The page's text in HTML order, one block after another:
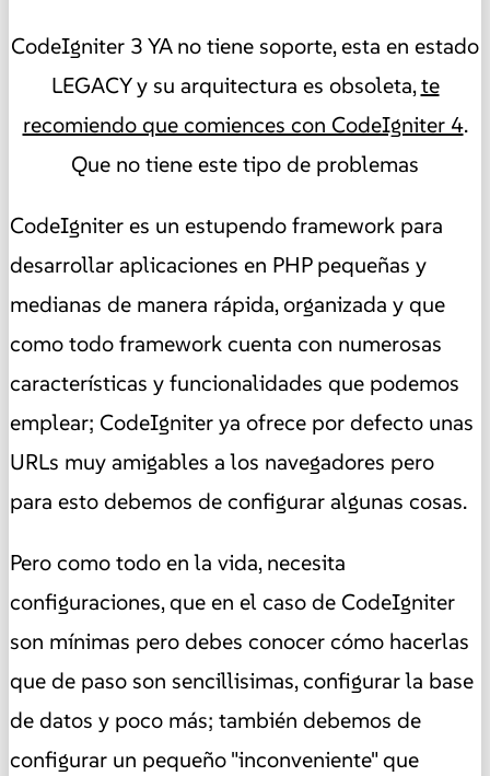
CodeIgniter 3 YA no tiene soporte, esta en estado
LEGACY y su arquitectura es obsoleta,te
recomiendo que comiences con CodeIgniter 4.
Que no tiene este tipo de problemas
CodeIgniter es un estupendo framework para
desarrollar aplicaciones en PHP pequeñas y
medianas de manera rápida, organizada y que
como todo framework cuenta con numerosas
características y funcionalidades que podemos
emplear; CodeIgniter ya ofrece por defecto unas
URLs muy amigables a los navegadores pero
para esto debemos de configurar algunas cosas.
Pero como todo en la vida, necesita
configuraciones, que en el caso de CodeIgniter
son mínimas pero debes conocer cómo hacerlas
que de paso son sencillisimas, configurar la base
de datos y poco más; también debemos de
configurar un pequeño "inconveniente" que